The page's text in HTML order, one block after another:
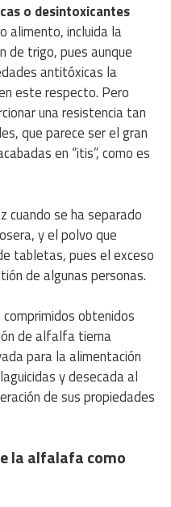
o desintoxicantes
alimento, incluida la
de trigo, pues aunque
antitóxicas la
este respecto. Pero
una resistencia tan
que parece ser el gran
en “itis”, como es
cuando se ha separado
y el polvo que
tabletas, pues el exceso
de algunas personas.
obtenidos
de alfalfa tierna
para la alimentación
y desecada al
de sus propiedades
la alfalafa como